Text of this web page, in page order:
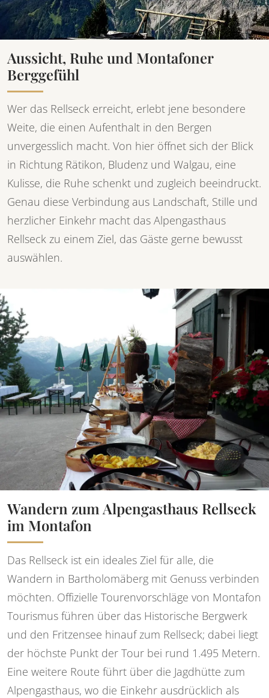
Aussicht, Ruhe und Montafoner
Berggefühl
Wer das Rellseck erreicht, erlebt jene besondere
Weite, die einen Aufenthalt in den Bergen
unvergesslich macht. Von hier öffnet sich der Blick
in Richtung Rätikon, Bludenz und Walgau, eine
Kulisse, die Ruhe schenkt und zugleich beeindruckt.
Genau diese Verbindung aus Landschaft, Stille und
herzlicher Einkehr macht das Alpengasthaus
Rellseck zu einem Ziel, das Gäste gerne bewusst
auswählen.
Wandern zum Alpengasthaus Rellseck
im Montafon
Das Rellseck ist ein ideales Ziel für alle, die
Wandern in Bartholomäberg mit Genuss verbinden
möchten. Offizielle Tourenvorschläge von Montafon
Tourismus führen über das Historische Bergwerk
und den Fritzensee hinauf zum Rellseck; dabei liegt
der höchste Punkt der Tour bei rund 1.495 Metern.
Eine weitere Route führt über die Jagdhütte zum
Alpengasthaus, wo die Einkehr ausdrücklich als